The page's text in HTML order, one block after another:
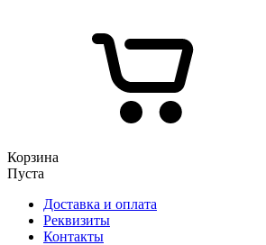
Корзина
Пуста
Доставка и оплата
Реквизиты
Контакты